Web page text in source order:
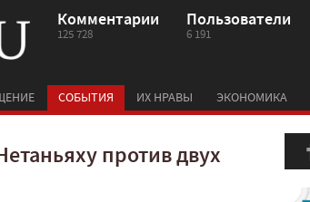
Комментарии
125 728
Пользователи
6 191
СОБЫТИЯ ИХ НРАВЫ ЭКОНОМИКА
против двух